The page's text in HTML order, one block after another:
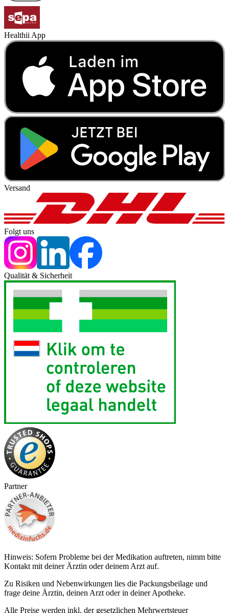
Healthii App
Versand
Folgt uns
Qualität & Sicherheit
Partner
Hinweis: Sofern Probleme bei der Medikation auftreten, nimm bitte
Kontakt mit deiner Ärztin oder deinem Arzt auf.
Zu Risiken und Nebenwirkungen lies die Packungsbeilage und
frage deine Ärztin, deinen Arzt oder in deiner Apotheke.
Alle Preise werden inkl. der gesetzlichen Mehrwertsteuer